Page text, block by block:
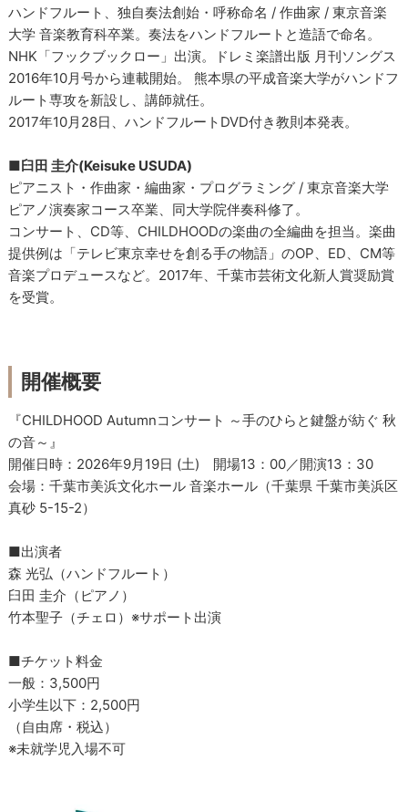
ハンドフルート、独自奏法創始・呼称命名 / 作曲家 / 東京音楽
大学 音楽教育科卒業。奏法をハンドフルートと造語で命名。
NHK「フックブックロー」出演。ドレミ楽譜出版 月刊ソングス
2016年10月号から連載開始。 熊本県の平成音楽大学がハンドフ
ルート専攻を新設し、講師就任。
2017年10月28日、ハンドフルートDVD付き教則本発表。
■臼田 圭介(Keisuke USUDA)
ピアニスト・作曲家・編曲家・プログラミング / 東京音楽大学
ピアノ演奏家コース卒業、同大学院伴奏科修了。
コンサート、CD等、CHILDHOODの楽曲の全編曲を担当。楽曲
提供例は「テレビ東京幸せを創る手の物語」のOP、ED、CM等
音楽プロデュースなど。2017年、千葉市芸術文化新人賞奨励賞
を受賞。
開催概要
『CHILDHOOD Autumnコンサート ～手のひらと鍵盤が紡ぐ 秋
の音～』
開催日時：2026年9月19日 (土) 開場13：00／開演13：30
会場：千葉市美浜文化ホール 音楽ホール（千葉県 千葉市美浜区
真砂 5-15-2）
■出演者
森 光弘（ハンドフルート）
臼田 圭介（ピアノ）
竹本聖子（チェロ）※サポート出演
■チケット料金
一般：3,500円
小学生以下：2,500円
（自由席・税込）
※未就学児入場不可